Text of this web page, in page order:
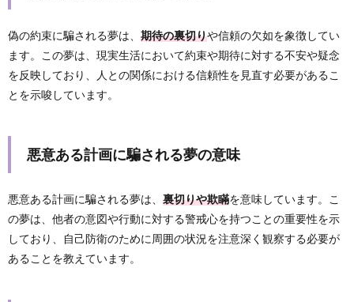
偽の約束に騙される夢は、 期待の裏切りや信頼の欠如を象徴してい
ます。この夢は、現実生活において約束や期待に対する不安や疑念
を反映しており、人との関係における信頼性を見直す必要があるこ
とを示唆しています。
悪意ある計画に騙される夢の意味
悪意ある計画に騙される夢は、 裏切りや欺瞞を意味しています。こ
の夢は、他者の意図や行動に対する警戒心を持つことの重要性を示
しており、自己防衛のために周囲の状況を注意深く観察する必要が
あることを教えています。